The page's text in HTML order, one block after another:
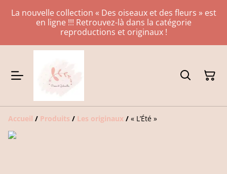
La nouvelle collection « Des oiseaux et des fleurs » est
en ligne !!! Retrouvez-là dans la catégorie
reproductions et originaux !
Accueil / Produits / Les originaux / « L’Été »